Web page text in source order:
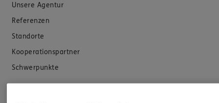
Unsere Agentur
Referenzen
Standorte
Kooperationspartner
Schwerpunkte